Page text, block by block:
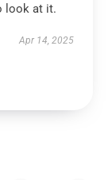
look at it.
Apr 14, 2025